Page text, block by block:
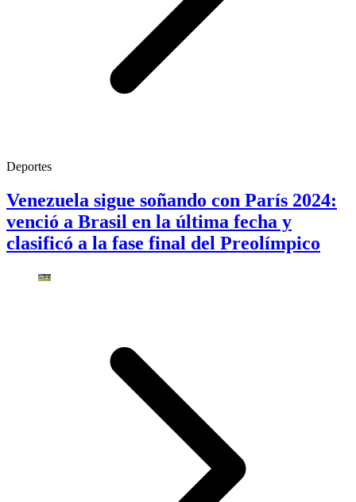
Deportes
Venezuela sigue soñando con París 2024:
venció a Brasil en la última fecha y
clasificó a la fase final del Preolímpico